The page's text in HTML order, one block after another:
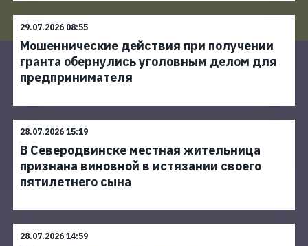
29.07.2026 08:55
Мошеннические действия при получении
гранта обернулись уголовным делом для
предпринимателя
28.07.2026 15:19
В Северодвинске местная жительница
признана виновной в истязании своего
пятилетнего сына
28.07.2026 14:59